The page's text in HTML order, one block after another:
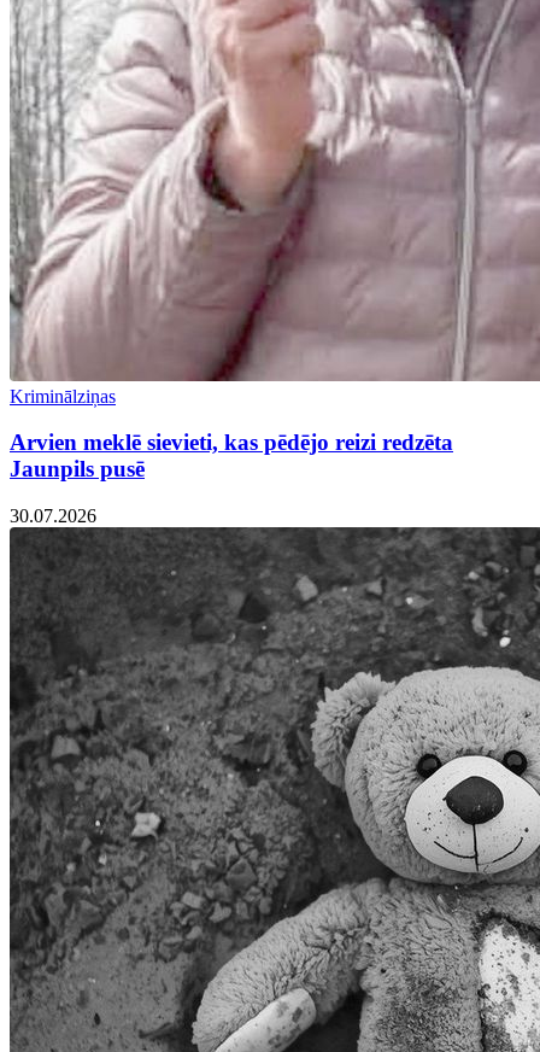
Kriminālziņas
Arvien meklē sievieti, kas pēdējo reizi redzēta
Jaunpils pusē
30.07.2026